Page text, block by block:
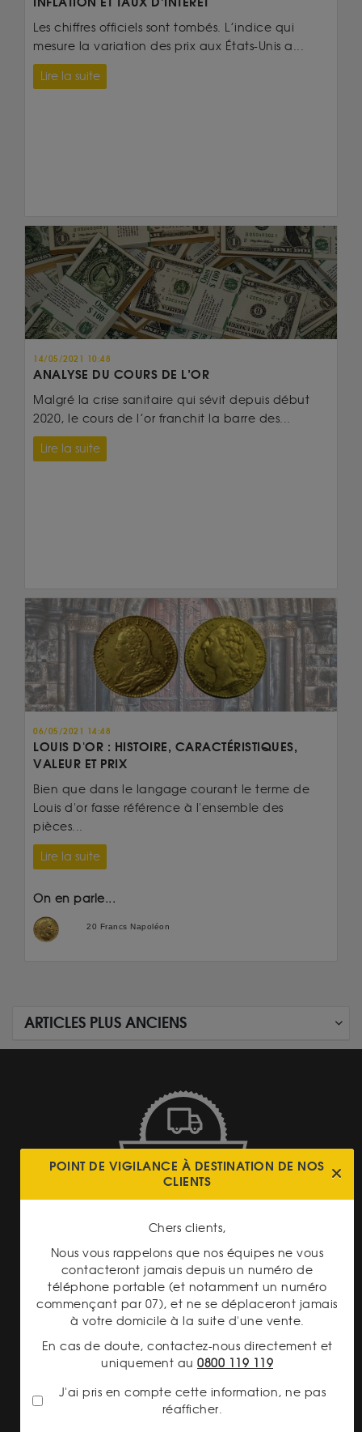
Les chiffres officiels sont tombés. L’indice qui
mesure la variation des prix aux États-Unis a...
Lire la suite
14/05/2021 10:48
ANALYSE DU COURS DE L’OR
Malgré la crise sanitaire qui sévit depuis début
2020, le cours de l’or franchit la barre des...
Lire la suite
06/05/2021 14:48
LOUIS D'OR : HISTOIRE, CARACTÉRISTIQUES,
VALEUR ET PRIX
Bien que dans le langage courant le terme de
Louis d'or fasse référence à l'ensemble des
pièces...
Lire la suite
On en parle...
20 Francs Napoléon
ARTICLES PLUS ANCIENS
LIVRAISON ASSURÉE
PAIEMENT SECURISÉ
TRANSPARENCE DES
POINT DE VIGILANCE À DESTINATION DE NOS
CLIENTS
Chers clients,
Nous vous rappelons que nos équipes ne vous
contacteront jamais depuis un numéro de
téléphone portable (et notamment un numéro
commençant par 07), et ne se déplaceront jamais
à votre domicile à la suite d'une vente.
En cas de doute, contactez-nous directement et
uniquement au 0800 119 119
J'ai pris en compte cette information, ne pas
réafficher.